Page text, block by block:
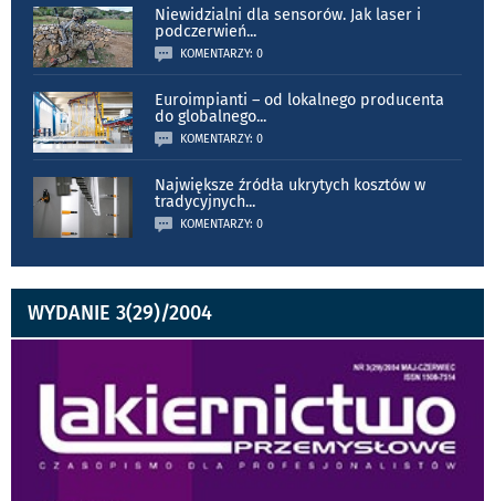
Niewidzialni dla sensorów. Jak laser i
podczerwień...
KOMENTARZY: 0
Euroimpianti – od lokalnego producenta
do globalnego...
KOMENTARZY: 0
Największe źródła ukrytych kosztów w
tradycyjnych...
KOMENTARZY: 0
WYDANIE 3(29)/2004